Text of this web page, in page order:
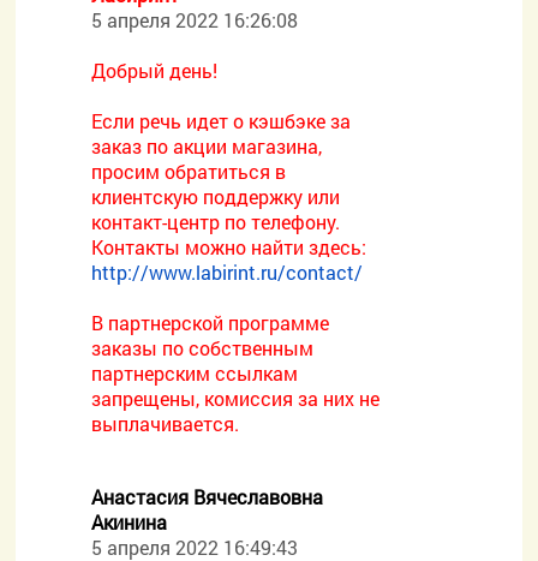
5 апреля 2022 16:26:08
Добрый день!
Если речь идет о кэшбэке за
заказ по акции магазина,
просим обратиться в
клиентскую поддержку или
контакт-центр по телефону.
Контакты можно найти здесь:
http://www.labirint.ru/contact/
В партнерской программе
заказы по собственным
партнерским ссылкам
запрещены, комиссия за них не
выплачивается.
Анастасия Вячеславовна
Акинина
5 апреля 2022 16:49:43